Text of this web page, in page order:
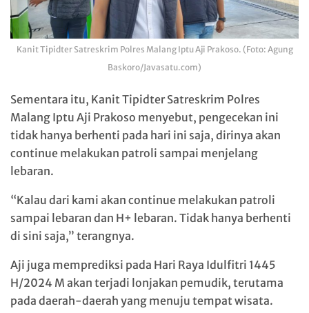
Kanit Tipidter Satreskrim Polres Malang Iptu Aji Prakoso. (Foto: Agung
Baskoro/Javasatu.com)
Sementara itu, Kanit Tipidter Satreskrim Polres
Malang Iptu Aji Prakoso menyebut, pengecekan ini
tidak hanya berhenti pada hari ini saja, dirinya akan
continue melakukan patroli sampai menjelang
lebaran.
“Kalau dari kami akan continue melakukan patroli
sampai lebaran dan H+ lebaran. Tidak hanya berhenti
di sini saja,” terangnya.
Aji juga memprediksi pada Hari Raya Idulfitri 1445
H/2024 M akan terjadi lonjakan pemudik, terutama
pada daerah-daerah yang menuju tempat wisata.